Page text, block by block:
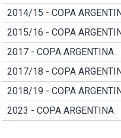
2014/15 - COPA
2015/16 - COPA
2017 - COPA ARGENTINA
2017/18 - COPA
2018/19 - COPA
2023 - COPA ARGENTINA